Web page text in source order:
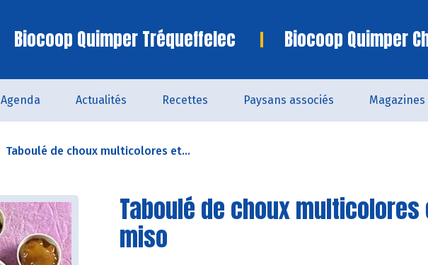
Biocoop Quimper Tréqueffelec Biocoop Quimper
Agenda Actualités Recettes Paysans associés Magazines
Taboulé de choux multicolores et...
Taboulé de choux
miso